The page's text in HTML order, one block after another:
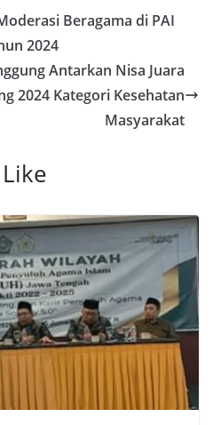
Beragama di PAI
2024
Antarkan Nisa Juara
2024 Kategori Kesehatan
Masyarakat